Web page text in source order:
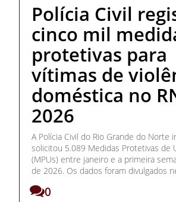
Polícia Civil
cinco mil
protetivas para
vítimas de
doméstica no
2026
A Polícia Civil do Rio Grande do Norte
solicitou 5.089 Medidas Protetivas de
(MPUs) entre janeiro e a primeira
de 2026. Os dados foram divulgados
0